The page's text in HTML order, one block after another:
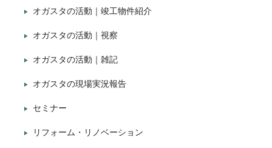
オガスタの活動｜竣工物件紹介
オガスタの活動｜視察
オガスタの活動｜雑記
オガスタの現場実況報告
セミナー
リフォーム・リノベーション